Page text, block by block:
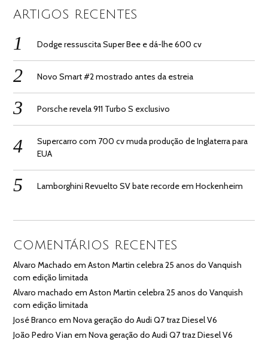
ARTIGOS RECENTES
Dodge ressuscita Super Bee e dá-lhe 600 cv
Novo Smart #2 mostrado antes da estreia
Porsche revela 911 Turbo S exclusivo
Supercarro com 700 cv muda produção de Inglaterra para
EUA
Lamborghini Revuelto SV bate recorde em Hockenheim
COMENTÁRIOS RECENTES
Alvaro Machado emAston Martin celebra 25 anos do Vanquish
com edição limitada
Alvaro machado emAston Martin celebra 25 anos do Vanquish
com edição limitada
José Branco emNova geração do Audi Q7 traz Diesel V6
João Pedro Vian emNova geração do Audi Q7 traz Diesel V6